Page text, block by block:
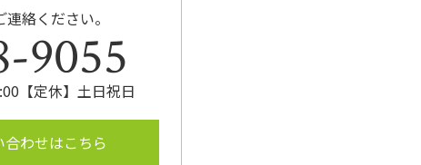
絡ください。
9055
【定休】土日祝日
わせはこちら